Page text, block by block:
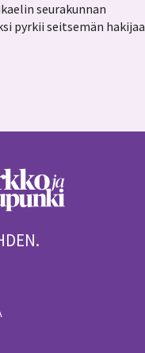
seurakunnan
pyrkii seitsemän hakijaa